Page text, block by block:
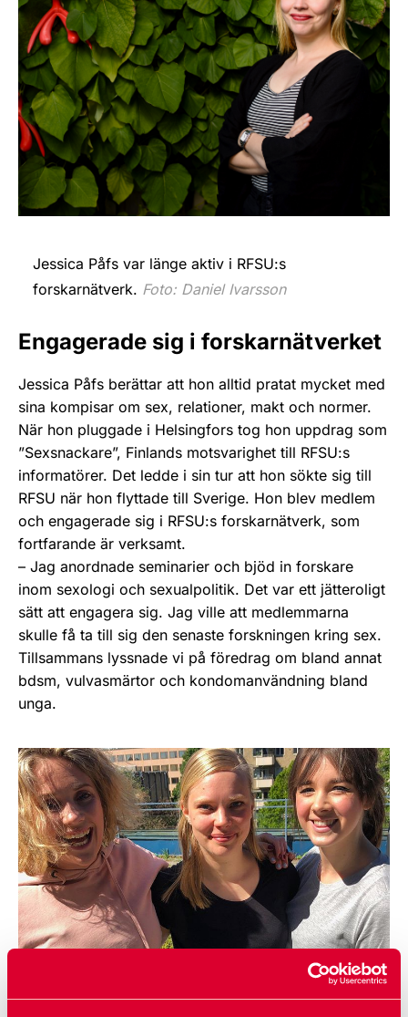
Jessica Påfs var länge aktiv i RFSU:s
forskarnätverk. Foto: Daniel Ivarsson
Engagerade sig i forskarnätverket
Jessica Påfs berättar att hon alltid pratat mycket med
sina kompisar om sex, relationer, makt och normer.
När hon pluggade i Helsingfors tog hon uppdrag som
”Sexsnackare”, Finlands motsvarighet till RFSU:s
informatörer. Det ledde i sin tur att hon sökte sig till
RFSU när hon flyttade till Sverige. Hon blev medlem
och engagerade sig i RFSU:s forskarnätverk, som
fortfarande är verksamt.
– Jag anordnade seminarier och bjöd in forskare
inom sexologi och sexualpolitik. Det var ett jätteroligt
sätt att engagera sig. Jag ville att medlemmarna
skulle få ta till sig den senaste forskningen kring sex.
Tillsammans lyssnade vi på föredrag om bland annat
bdsm, vulvasmärtor och kondomanvändning bland
unga.